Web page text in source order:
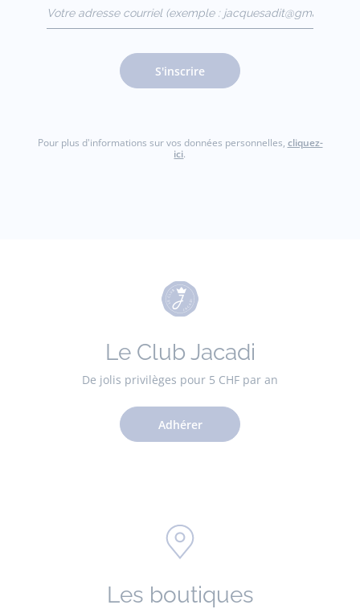
(exemple :
jacquesadit@gmail.com)
S'inscrire
Pour plus d'informations sur vos données personnelles, cliquez-
ici.
Le Club Jacadi
De jolis privilèges pour 5 CHF par an
Adhérer
Les boutiques